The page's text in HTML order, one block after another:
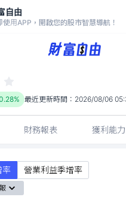
自由
使用APP，開啟您的股市智慧導航！
17.60
-0.28%
最近更新時間： 2026/08/06
財務報表 獲利能力
率 營業利益季增率